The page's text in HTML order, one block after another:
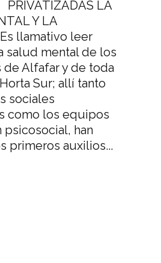
PRIVATIZADAS LA
Y LA
llamativo leer
salud mental de los
de Alfafar y de toda
Sur; allí tanto
sociales
como los equipos
psicosocial, han
primeros auxilios...